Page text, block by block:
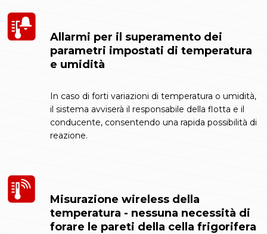
Allarmi per il superamento dei
parametri impostati di temperatura
e umidità
In caso di forti variazioni di temperatura o umidità,
il sistema avviserà il responsabile della flotta e il
conducente, consentendo una rapida possibilità di
reazione.
Misurazione wireless della
temperatura - nessuna necessità di
forare le pareti della cella frigorifera